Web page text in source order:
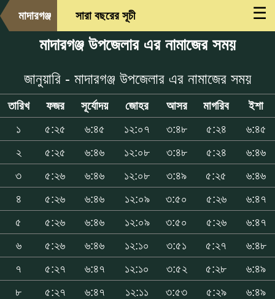
☰
মাদারগঞ্জ সারা বছরের সূচী
মাদারগঞ্জ উপজেলার এর নামাজের সময়
জানুয়ারি - মাদারগঞ্জ উপজেলার এর নামাজের সময়
তারিখ ফজর সূর্যোদয় জোহর আসর মাগরিব
ইশা
১
৫:২৫ ৬:৪৫ ১২:০৭ ৩:৪৮ ৫:২৪
৬:৪৫
২
৫:২৫ ৬:৪৬ ১২:০৮ ৩:৪৮ ৫:২৪
৬:৪৬
৩
৫:২৬ ৬:৪৬ ১২:০৮ ৩:৪৯ ৫:২৫
৬:৪৬
৪
৫:২৬ ৬:৪৬ ১২:০৯ ৩:৫০ ৫:২৬
৬:৪৭
৫
৫:২৬ ৬:৪৬ ১২:০৯ ৩:৫০ ৫:২৬
৬:৪৭
৬
৫:২৬ ৬:৪৬ ১২:১০ ৩:৫১ ৫:২৭
৬:৪৮
৭
৫:২৭ ৬:৪৭ ১২:১০ ৩:৫২ ৫:২৮
৬:৪৯
৮
৫:২৭ ৬:৪৭ ১২:১১ ৩:৫৩ ৫:২৯
৬:৪৯